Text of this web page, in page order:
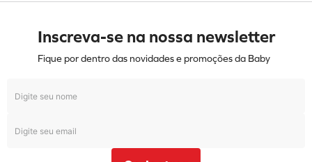
Inscreva-se na nossa newsletter
Fique por dentro das novidades e promoções da Baby